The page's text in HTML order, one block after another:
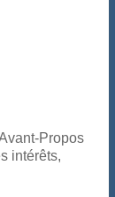
Propos
intérêts,